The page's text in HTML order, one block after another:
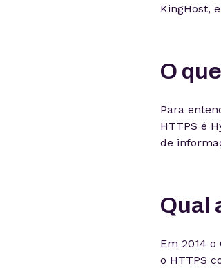
KingHost,
O
Para
HTTPS é
de
Qual
Em 2014
o HTTPS